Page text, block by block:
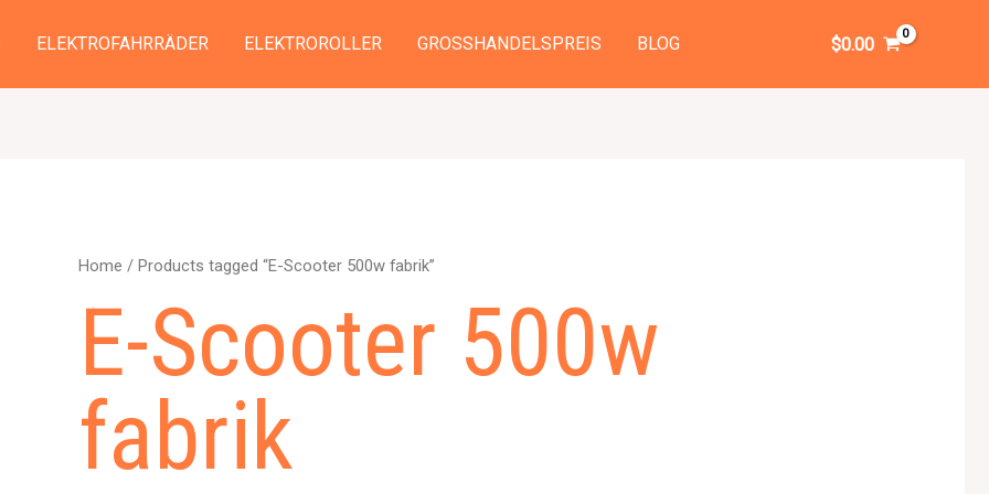
ELEKTROFAHRRÄDER ELEKTROROLLER GROSSHANDELSPREIS BLOG $0.00
Home / Products tagged “E-Scooter 500w fabrik”
E-Scooter 500w
fabrik